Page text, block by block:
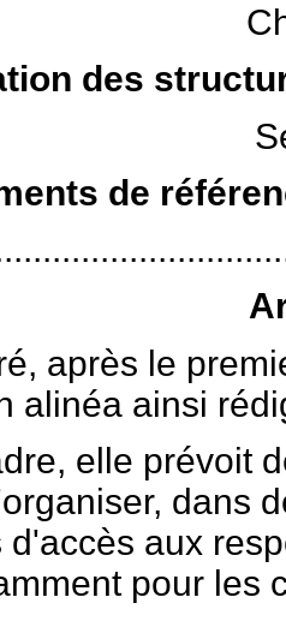
des
de
après le
alinéa ainsi
elle prévoit
dans
d'accès aux
pour les